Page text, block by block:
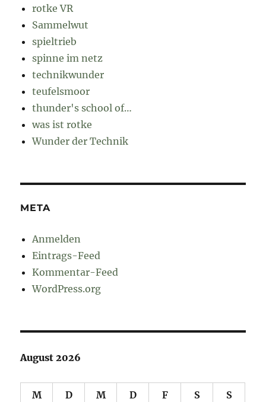
rotke VR
Sammelwut
spieltrieb
spinne im netz
technikwunder
teufelsmoor
thunder's school of…
was ist rotke
Wunder der Technik
META
Anmelden
Eintrags-Feed
Kommentar-Feed
WordPress.org
August 2026
M D M D F S S